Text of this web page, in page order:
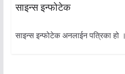
साइन्स इन्फोटेक
साइन्स इन्फोटेक अनलाईन पत्रिका हो ।